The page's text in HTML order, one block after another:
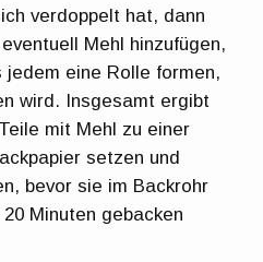
verdoppelt hat, dann
Mehl hinzufügen,
jedem eine Rolle formen,
wird. Insgesamt ergibt
mit Mehl zu einer
setzen und
bevor sie im Backrohr
Minuten gebacken